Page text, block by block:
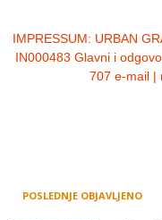
IMPRESSUM: URBAN
IN000483 Glavni i
707 e-mail |
POSLEDNJE OBJAVLJENO